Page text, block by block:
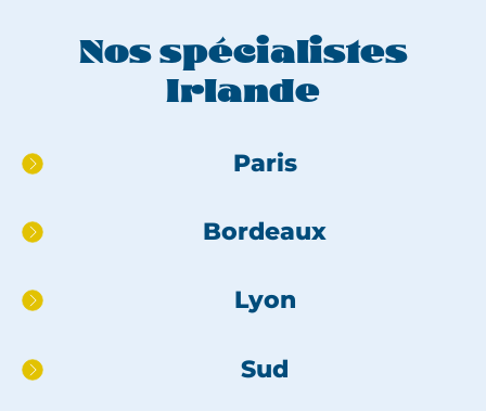
Nos spécialistes
Irlande
Aller
pied
Paris
Bordeaux
Lyon
Sud